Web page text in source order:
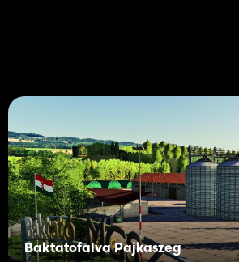
Baktatofalva Pajkaszeg